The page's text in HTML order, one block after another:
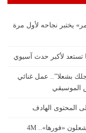
يختبر نجاحه لأول مرة
تستعد لأكبر حدث آسيوي
بشعلا”.. عمل غنائي
الموسيقي
المحتوى الهادف
هيفاء وهبي وسانت ليفانت وديسكو مصر يشعلون «فورها».. 4M